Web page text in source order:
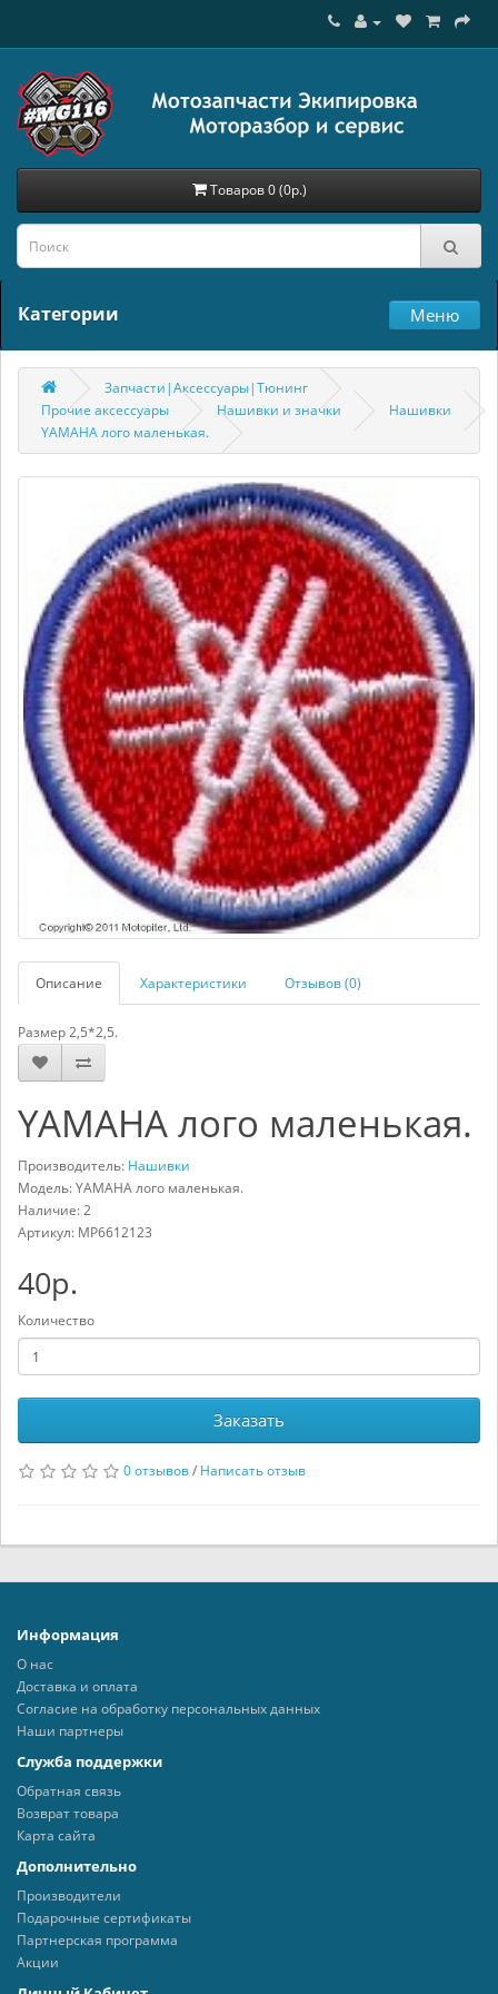
Товаров 0 (0р.)
Категории Меню
Запчасти|Аксессуары|Тюнинг
Прочие аксессуары
Нашивки и значки
Нашивки
YAMAHA лого маленькая.
Описание Характеристики Отзывов (0)
Размер 2,5*2,5.
YAMAHA лого маленькая.
Производитель: Нашивки
Модель: YAMAHA лого маленькая.
Наличие: 2
Артикул: MP6612123
40р.
Количество
Заказать
0 отзывов/ Написать отзыв
Информация
О нас
Доставка и оплата
Согласие на обработку персональных данных
Наши партнеры
Служба поддержки
Обратная связь
Возврат товара
Карта сайта
Дополнительно
Производители
Подарочные сертификаты
Партнерская программа
Акции